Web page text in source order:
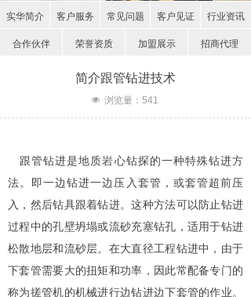
实华简介 客户服务 常见问题 客户见证 行业资讯
合作伙伴 荣誉资质 加盟展示 招商代理
简介跟管钻进技术
넶 浏览量： 541
跟管钻进是地质岩心钻探的一种特殊钻进方
法。即一边钻进一边压入套管，或套管超前压
入，然后钻具跟着钻进。这种方法可以防止钻进
过程中的孔壁坍塌或流砂充塞钻孔，适用于钻进
松散地层和流砂层。在大直径工程钻进中，由于
下套管需要大的扭矩和功率，因此常配备专门的
称为搓管机的机械进行边钻进边下套管的作业。